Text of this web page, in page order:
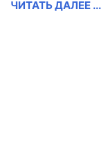
ЧИТАТЬ ДАЛЕЕ ...